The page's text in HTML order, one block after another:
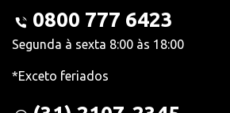
0800 777 6423
Segunda à sexta 8:00 às 18:00
*Exceto feriados